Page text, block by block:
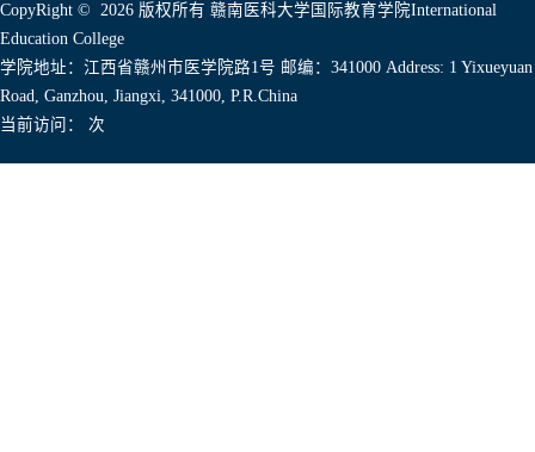
CopyRight © 2026 版权所有 赣南医科大学国际教育学院International
Education College
学院地址：江西省赣州市医学院路1号 邮编：341000 Address: 1 Yixueyuan
Road, Ganzhou, Jiangxi, 341000, P.R.China
当前访问：
次